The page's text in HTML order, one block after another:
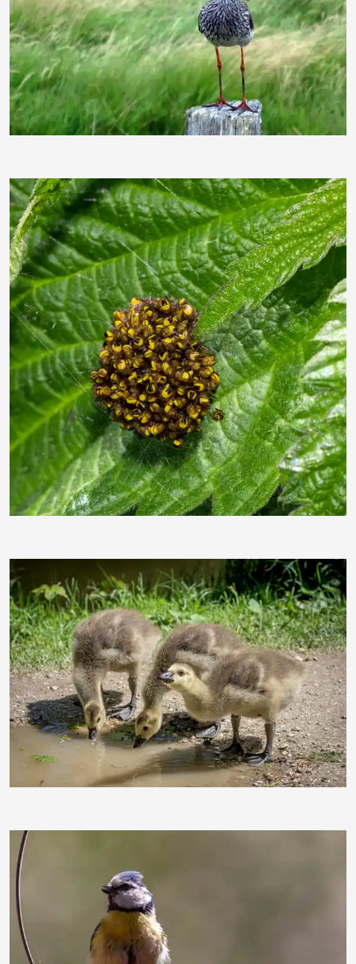
gabi hamann
ebewa
Gebi66